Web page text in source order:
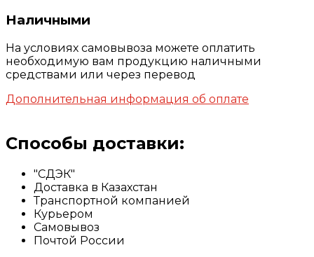
Наличными
На условиях самовывоза можете оплатить
необходимую вам продукцию наличными
средствами или через перевод
Дополнительная информация об оплате
Способы доставки:
"СДЭК"
Доставка в Казахстан
Транспортной компанией
Курьером
Самовывоз
Почтой России